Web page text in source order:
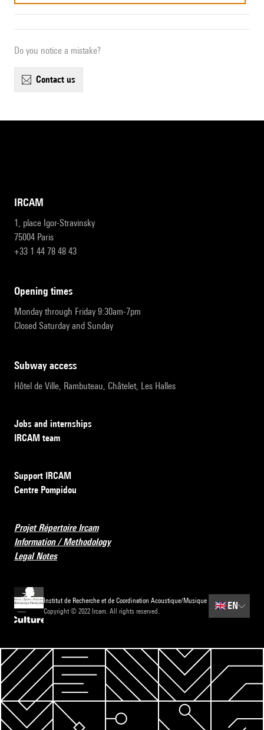
Do you notice a mistake?
contact us
IRCAM
1, place Igor-Stravinsky
75004 Paris
+33 1 44 78 48 43
opening times
Monday through Friday 9:30am-7pm
Closed Saturday and Sunday
subway access
Hôtel de Ville, Rambuteau, Châtelet, Les Halles
Jobs and internships
IRCAM team
Support IRCAM
Centre Pompidou
Projet Répertoire Ircam
Information / Methodology
Legal Notes
Institut de Recherche et de Coordination Acoustique/Musique
Copyright © 2022 Ircam. All rights reserved.
🇬🇧 EN